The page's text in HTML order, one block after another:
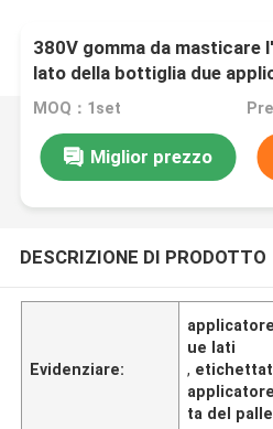
380V gomma da
lato della bottiglia due
dell'etichetta del pallet
MOQ：1set
Miglior prezzo
DESCRIZIONE DI PRODOTTO
Evidenziare:
ue lati
,
ta del